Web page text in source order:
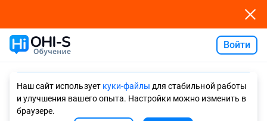
Войти
Наш сайт использует куки-файлы для стабильной работы
и улучшения вашего опыта. Настройки можно изменить в
браузере.